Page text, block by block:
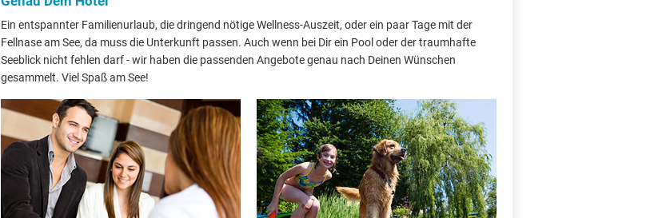
Ein entspannter Familienurlaub, die dringend nötige Wellness-Auszeit, oder ein paar Tage mit der
Fellnase am See, da muss die Unterkunft passen. Auch wenn bei Dir ein Pool oder der traumhafte
Seeblick nicht fehlen darf - wir haben die passenden Angebote genau nach Deinen Wünschen
gesammelt. Viel Spaß am See!